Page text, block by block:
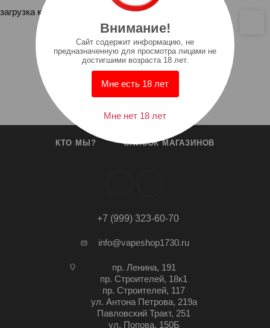
загрузка карты...
КТО МЫ? СПИСОК МАГАЗИНОВ
+7 (999) 323-60-70
info@vapeshop1730.ru
пр. Ленина, 191
пр. Строителей, 18к1
пр. Строителей, 117
ул. Антона Петрова, 219а
Павловский Тракт, 251
ул. Попова, 150Б
Внимание!
Cайт содержит информацию, не
предназначенную для просмотра лицами не
достигшими возраста 18 лет.
Мне есть 18 лет
Мне нет 18 лет